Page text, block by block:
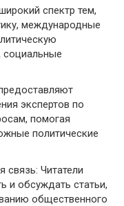
спектр тем,
международные
социальные
экспертов по
помогая
политические
связь: Читатели
и обсуждать статьи,
общественного